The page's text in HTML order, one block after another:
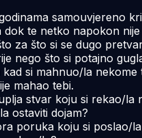
samouvjereno
dok te netko napokon nije
za što si se dugo
nego što si potajno
kad si mahnuo/la nekome
mahao tebi.
stvar koju si rekao/la
ostaviti dojam?
poruka koju si poslao/